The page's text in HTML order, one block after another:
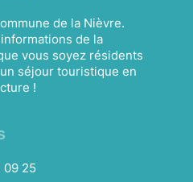
de la Nièvre.
de la
vous soyez résidents
séjour touristique en
!
09 25